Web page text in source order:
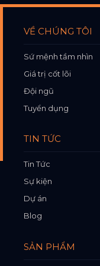
VỀ CHÚNG TÔI
Sứ mệnh tầm nhìn
Giá trị cốt lõi
Đội ngũ
Tuyển dụng
TIN TỨC
Tin Tức
Sự kiện
Dự án
Blog
SẢN PHẨM